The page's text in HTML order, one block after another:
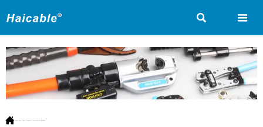
 
 Estás aquí: Producto